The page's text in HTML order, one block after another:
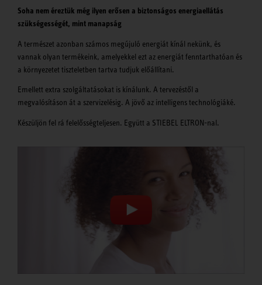
Soha nem éreztük még ilyen erősen a biztonságos energiaellátás
szükségességét, mint manapság
A természet azonban számos megújuló energiát kínál nekünk, és
vannak olyan termékeink, amelyekkel ezt az energiát fenntarthatóan és
a környezetet tiszteletben tartva tudjuk előállítani.
Emellett extra szolgáltatásokat is kínálunk. A tervezéstől a
megvalósításon át a szervizelésig. A jövő az intelligens technológiáké.
Készüljön fel rá felelősségteljesen. Együtt a STIEBEL ELTRON-nal.